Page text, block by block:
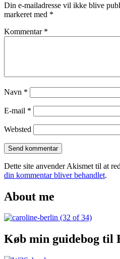
til
Cypern
Din e-mailadresse vil ikke blive
markeret med *
Kommentar *
Navn *
E-mail *
Websted
Dette site anvender Akismet til at
din kommentar bliver behandlet.
About me
Køb min guidebog til